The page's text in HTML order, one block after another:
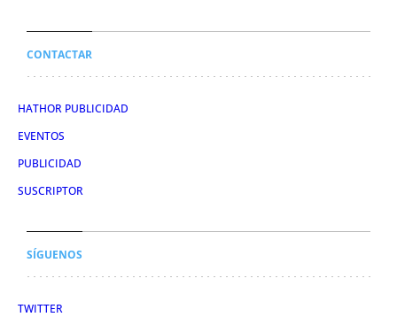
CONTACTAR
HATHOR PUBLICIDAD
EVENTOS
PUBLICIDAD
SUSCRIPTOR
SÍGUENOS
TWITTER